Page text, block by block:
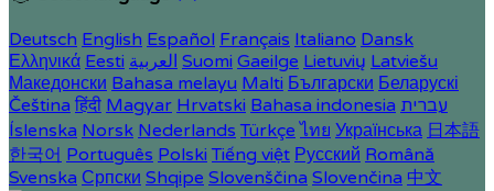
Deutsch English Español Français Italiano Dansk
Ελληνικά Eesti العربية Suomi Gaeilge Lietuvių Latviešu
Македонски Bahasa melayu Malti Български Беларускі
Čeština हिंदी Magyar Hrvatski Bahasa indonesia עברית
Íslenska Norsk Nederlands Türkçe ไทย Українська 日本語
한국어 Português Polski Tiếng việt Русский Română
Svenska Српски Shqipe Slovenščina Slovenčina 中文